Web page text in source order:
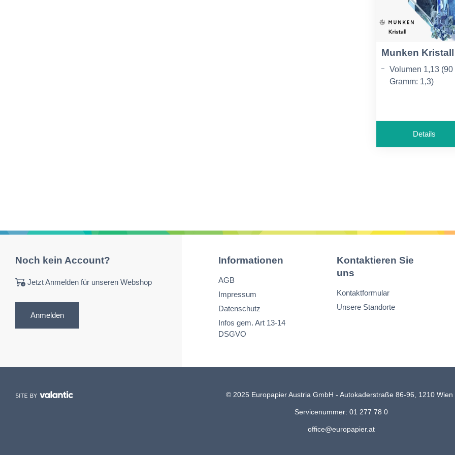
Munken Kristall
Volumen 1,13 (90
Gramm: 1,3)
Anfrage erhältlich
Details
Noch kein Account?
Jetzt Anmelden für unseren Webshop
Anmelden
Informationen
AGB
Impressum
Datenschutz
Infos gem. Art 13-14
DSGVO
Kontaktieren Sie
uns
Kontaktformular
Unsere Standorte
© 2025 Europapier Austria GmbH - Autokaderstraße 86-96, 1210
Servicenummer: 01 277 78 0
office@europapier.at